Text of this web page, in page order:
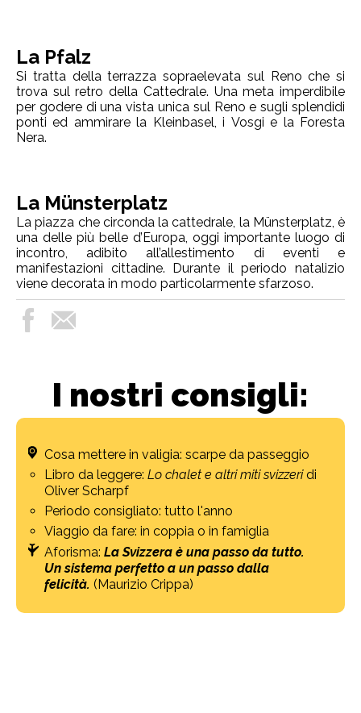
La Pfalz
Si tratta della terrazza sopraelevata sul Reno che si
trova sul retro della Cattedrale. Una meta imperdibile
per godere di una vista unica sul Reno e sugli splendidi
ponti ed ammirare la Kleinbasel, i Vosgi e la Foresta
Nera.
La Münsterplatz
La piazza che circonda la cattedrale, la Münsterplatz, è
una delle più belle d’Europa, oggi importante luogo di
incontro, adibito all’allestimento di eventi e
manifestazioni cittadine. Durante il periodo natalizio
viene decorata in modo particolarmente sfarzoso.
I nostri consigli:
Cosa mettere in valigia: scarpe da passeggio
Libro da leggere: Lo chalet e altri miti svizzeridi
Oliver Scharpf
Periodo consigliato: tutto l'anno
Viaggio da fare: in coppia o in famiglia
Aforisma: La Svizzera è una passo da tutto.
Un sistema perfetto a un passo dalla
felicità. (Maurizio Crippa)